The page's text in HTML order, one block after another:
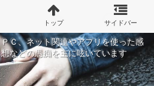
ＰＣ、ネット関連やアプリを使った感
想などの愚痴を主に呟いています